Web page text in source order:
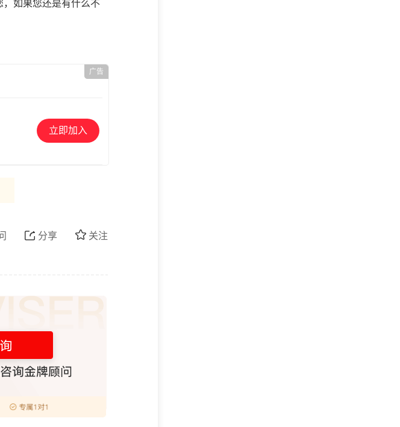
如果您还是有什么不
立即加入
广告
关注
分享